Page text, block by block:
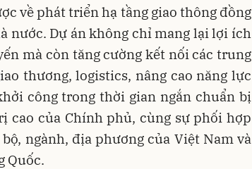
về phát triển hạ tầng giao thông đồng
nước. Dự án không chỉ mang lại lợi ích
mà còn tăng cường kết nối các trung
thương, logistics, nâng cao năng lực
công trong thời gian ngắn chuẩn bị
cao của Chính phủ, cùng sự phối hợp
ngành, địa phương của Việt Nam và
Quốc.